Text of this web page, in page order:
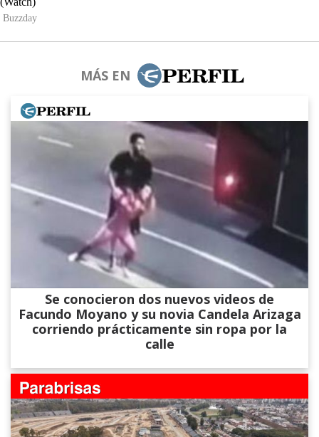
MÁS EN
Se conocieron dos nuevos videos de
Facundo Moyano y su novia Candela Arizaga
corriendo prácticamente sin ropa por la
calle